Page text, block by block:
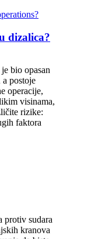
dizalica?
bio opasan
a postoje
operacije,
visinama,
rizike:
faktora
protiv sudara
kranova